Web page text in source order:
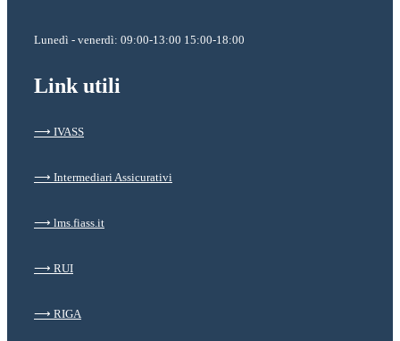
Lunedì - venerdì: 09:00-13:00 15:00-18:00
Link utili
⟶ IVASS
⟶ Intermediari Assicurativi
⟶ lms.fiass.it
⟶ RUI
⟶ RIGA